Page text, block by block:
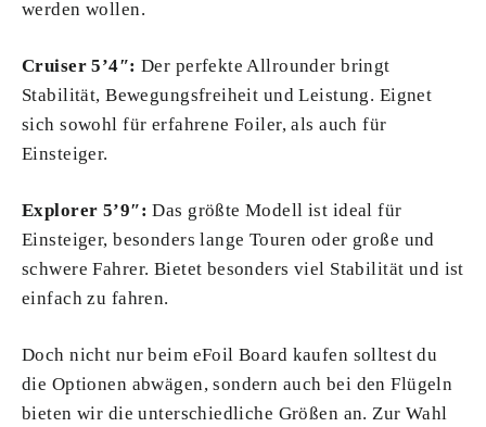
werden wollen.
Cruiser 5’4″: Der perfekte Allrounder bringt
Stabilität, Bewegungsfreiheit und Leistung. Eignet
sich sowohl für erfahrene Foiler, als auch für
Einsteiger.
Explorer 5’9″: Das größte Modell ist ideal für
Einsteiger, besonders lange Touren oder große und
schwere Fahrer. Bietet besonders viel Stabilität und ist
einfach zu fahren.
Doch nicht nur beim eFoil Board kaufen solltest du
die Optionen abwägen, sondern auch bei den Flügeln
bieten wir die unterschiedliche Größen an. Zur Wahl